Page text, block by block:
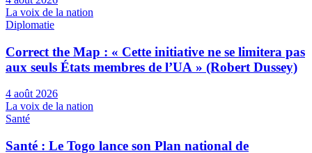
La voix de la nation
Diplomatie
Correct the Map : « Cette initiative ne se limitera pas
aux seuls États membres de l’UA » (Robert Dussey)
4 août 2026
La voix de la nation
Santé
Santé : Le Togo lance son Plan national de